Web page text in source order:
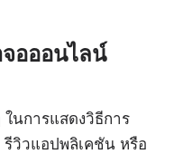
อออนไลน์
ในการแสดงวิธีการ
วิวแอปพลิเคชัน หรือ